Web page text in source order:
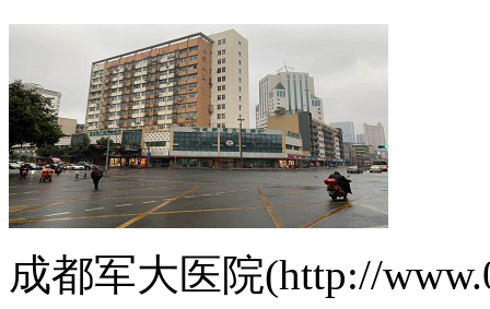
成都军大医院(http://